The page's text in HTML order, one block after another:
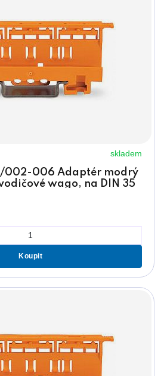
skladem
002-006 Adaptér modrý
wago, na DIN 35
Koupit